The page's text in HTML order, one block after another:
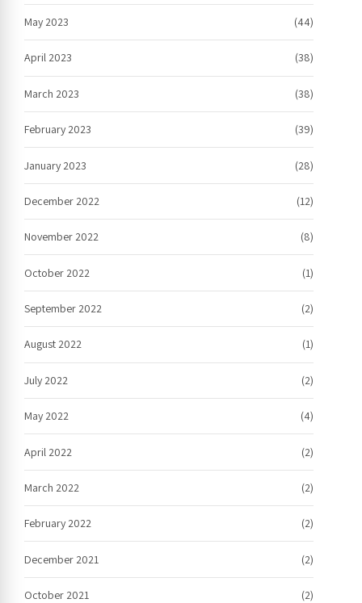
May 2023 (44)
April 2023 (38)
March 2023 (38)
February 2023 (39)
January 2023 (28)
December 2022 (12)
November 2022 (8)
October 2022 (1)
September 2022 (2)
August 2022 (1)
July 2022 (2)
May 2022 (4)
April 2022 (2)
March 2022 (2)
February 2022 (2)
December 2021 (2)
October 2021 (2)